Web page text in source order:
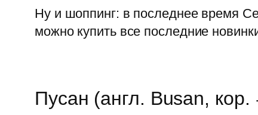
Ну и шоппинг: в последнее время
можно купить все последние
Пусан (англ. Busan, кор.